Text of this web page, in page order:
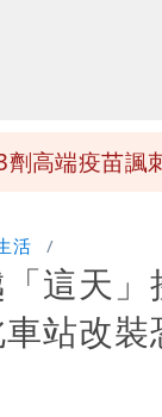
很清楚標準一
劑高端疫苗諷
比拍戲賺更多
颱風生成！
帽T日文
直播當下就被
活
這天」
站改裝